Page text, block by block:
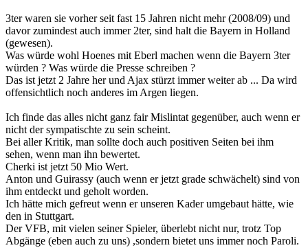
3ter waren sie vorher seit fast 15 Jahren nicht mehr (2008/09) und
davor zumindest auch immer 2ter, sind halt die Bayern in Holland
(gewesen).
Was würde wohl Hoenes mit Eberl machen wenn die Bayern 3ter
würden ? Was würde die Presse schreiben ?
Das ist jetzt 2 Jahre her und Ajax stürzt immer weiter ab ... Da wird
offensichtlich noch anderes im Argen liegen.
Ich finde das alles nicht ganz fair Mislintat gegenüber, auch wenn er
nicht der sympatischte zu sein scheint.
Bei aller Kritik, man sollte doch auch positiven Seiten bei ihm
sehen, wenn man ihn bewertet.
Cherki ist jetzt 50 Mio Wert.
Anton und Guirassy (auch wenn er jetzt grade schwächelt) sind von
ihm entdeckt und geholt worden.
Ich hätte mich gefreut wenn er unseren Kader umgebaut hätte, wie
den in Stuttgart.
Der VFB, mit vielen seiner Spieler, überlebt nicht nur, trotz Top
Abgänge (eben auch zu uns) ,sondern bietet uns immer noch Paroli.